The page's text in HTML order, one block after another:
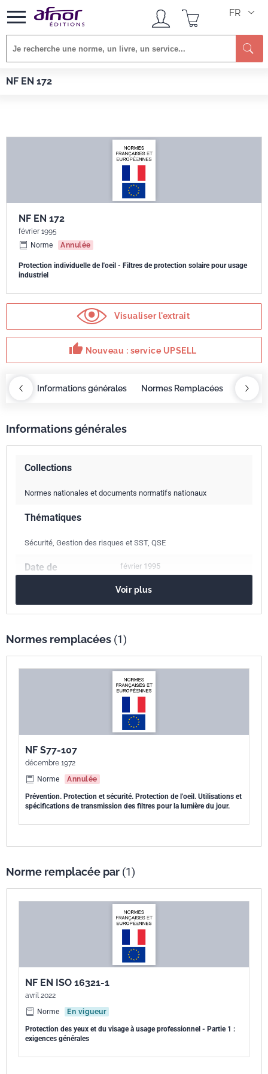
FR
NF EN 172
Afnor EDITIONS
NF EN 172
février 1995
Norme
Annulée
Protection individuelle de l'oeil - Filtres de protection solaire pour usage
industriel
Visualiser l'extrait
thumb_up Nouveau : service UPSELL
Informations générales Normes Remplacées
Informations générales
Collections
Normes nationales et documents normatifs nationaux
Thématiques
Sécurité, Gestion des risques et SST, QSE
Date de
février 1995
Date d'annulation
avril 2025
Nombre de pages 17 p.
NF EN 172
Protection contre les rayonnements
Parenté
européenne
Voir plus
Normes remplacées (1)
NF S77-107
décembre 1972
Norme
Annulée
Prévention. Protection et sécurité. Protection de l'oeil. Utilisations et
spécifications de transmission des filtres pour la lumière du jour.
Norme remplacée par (1)
NF EN ISO 16321-1
avril 2022
Norme
En vigueur
Protection des yeux et du visage à usage professionnel - Partie 1 :
exigences générales